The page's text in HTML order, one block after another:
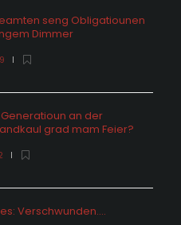
seng Obligatiounen
Dimmer
an der
grad mam Feier?
Verschwunden….